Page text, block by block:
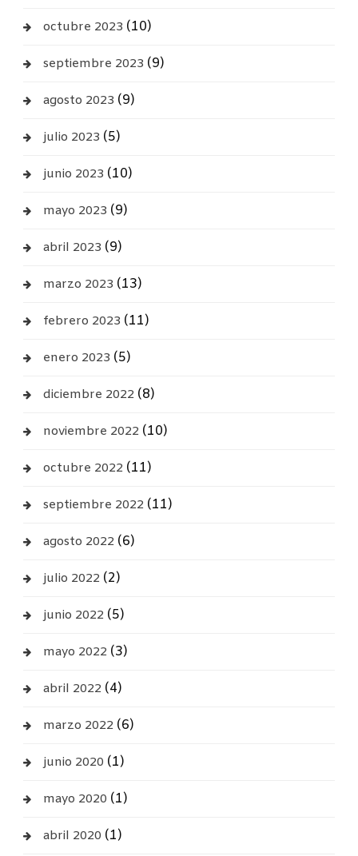
octubre 2023 (10)
septiembre 2023 (9)
agosto 2023 (9)
julio 2023 (5)
junio 2023 (10)
mayo 2023 (9)
abril 2023 (9)
marzo 2023 (13)
febrero 2023 (11)
enero 2023 (5)
diciembre 2022 (8)
noviembre 2022 (10)
octubre 2022 (11)
septiembre 2022 (11)
agosto 2022 (6)
julio 2022 (2)
junio 2022 (5)
mayo 2022 (3)
abril 2022 (4)
marzo 2022 (6)
junio 2020 (1)
mayo 2020 (1)
abril 2020 (1)